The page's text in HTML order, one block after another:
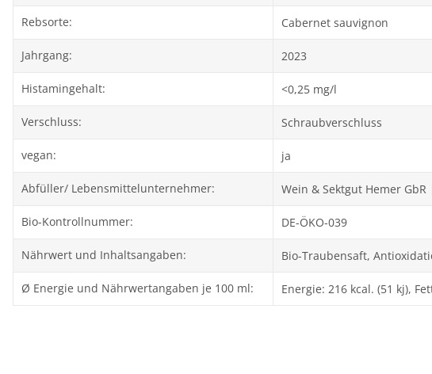
Rebsorte: Cabernet sauvignon
Jahrgang: 2023
Histamingehalt: <0,25 mg/l
Verschluss: Schraubverschluss
vegan: ja
Abfüller/ Lebensmittelunternehmer: Wein & Sektgut Hemer
Bio-Kontrollnummer: DE-ÖKO-039
Nährwert und Inhaltsangaben: Bio-Traubensaft,
Ø Energie und Nährwertangaben je 100 ml: Energie: 216 kcal. (51 kj),